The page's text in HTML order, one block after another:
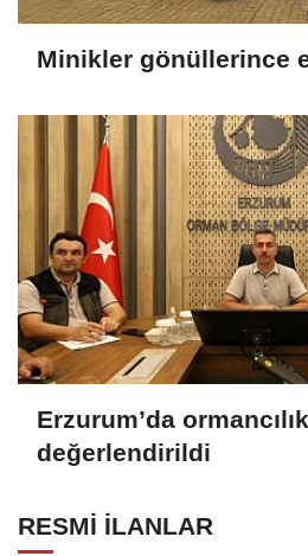
Minikler gönüllerince
Erzurum’da
değerlendirildi
RESMİ İLANLAR